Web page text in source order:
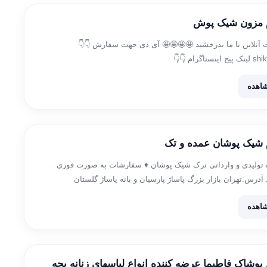
مزون شیک پوش
با ما بدرخشید 🤩🤩🤩🤩 آی دی جهت سفارش 👇👇
@shikpush_admin لینک پیج اینستاگرام 👇👇
شیک پوشان عمده و تک
تولیدی و وارداتی ترک شیک پوشان ♦️ سفارشات به صورت فوری
بازار بزرگ پاساژ پارسیان و بانه پاساژ گلستان
پوشاک فاطیما عرضه کننده انواع لباسهای زنانه بچه